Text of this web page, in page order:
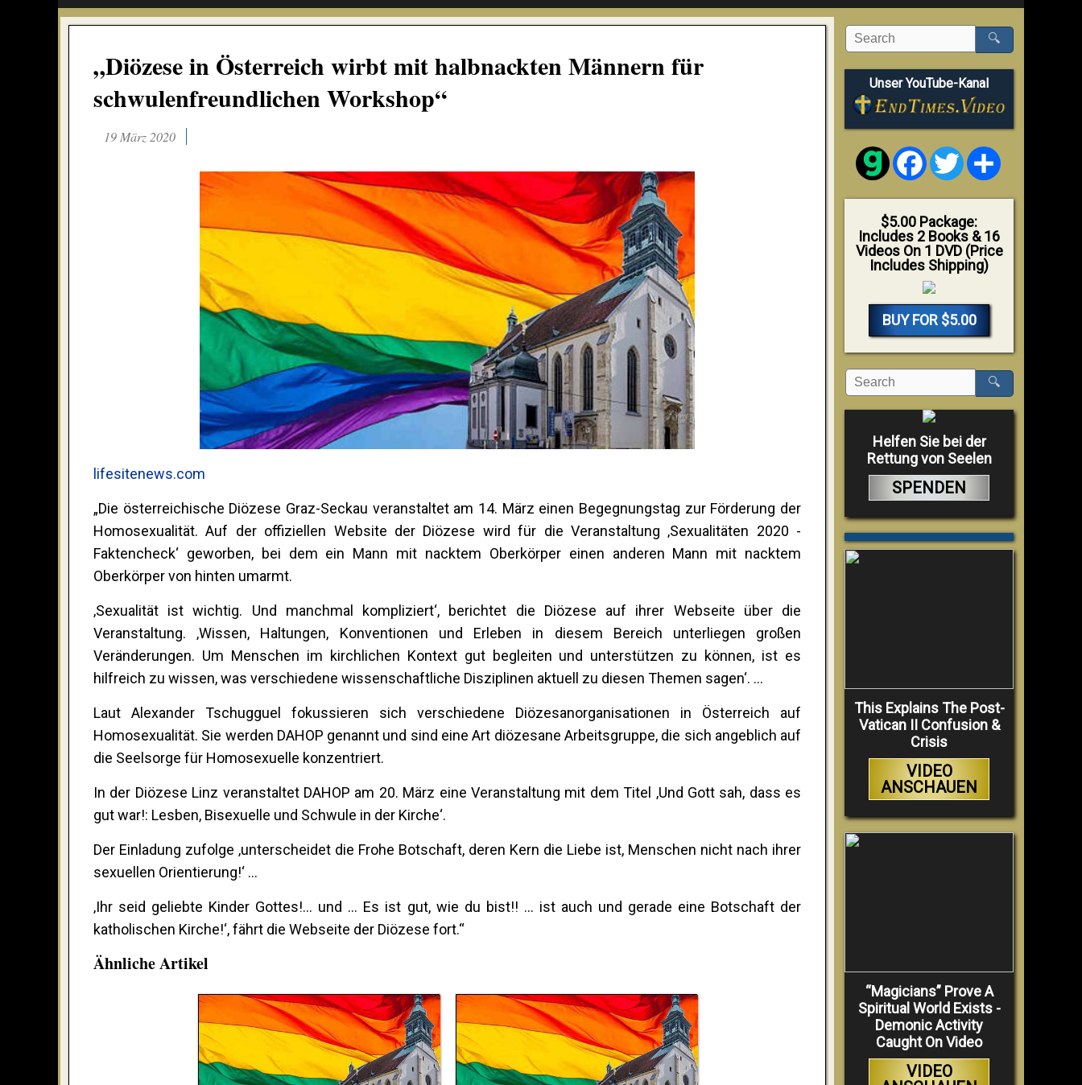
„Diözese in Österreich wirbt mit halbnackten Männern für
schwulenfreundlichen Workshop“
19 März 2020
lifesitenews.com
„Die österreichische Diözese Graz-Seckau veranstaltet am 14. März einen Begegnungstag zur Förderung der
Homosexualität. Auf der offiziellen Website der Diözese wird für die Veranstaltung ‚Sexualitäten 2020 -
Faktencheck‘ geworben, bei dem ein Mann mit nacktem Oberkörper einen anderen Mann mit nacktem
Oberkörper von hinten umarmt.
‚Sexualität ist wichtig. Und manchmal kompliziert‘, berichtet die Diözese auf ihrer Webseite über die
Veranstaltung. ‚Wissen, Haltungen, Konventionen und Erleben in diesem Bereich unterliegen großen
Veränderungen. Um Menschen im kirchlichen Kontext gut begleiten und unterstützen zu können, ist es
hilfreich zu wissen, was verschiedene wissenschaftliche Disziplinen aktuell zu diesen Themen sagen‘. …
Laut Alexander Tschugguel fokussieren sich verschiedene Diözesanorganisationen in Österreich auf
Homosexualität. Sie werden DAHOP genannt und sind eine Art diözesane Arbeitsgruppe, die sich angeblich auf
die Seelsorge für Homosexuelle konzentriert.
In der Diözese Linz veranstaltet DAHOP am 20. März eine Veranstaltung mit dem Titel ‚Und Gott sah, dass es
gut war!: Lesben, Bisexuelle und Schwule in der Kirche‘.
Der Einladung zufolge ‚unterscheidet die Frohe Botschaft, deren Kern die Liebe ist, Menschen nicht nach ihrer
sexuellen Orientierung!‘ …
‚Ihr seid geliebte Kinder Gottes!... und ... Es ist gut, wie du bist!! ... ist auch und gerade eine Botschaft der
katholischen Kirche!‘, fährt die Webseite der Diözese fort.“
Ähnliche Artikel
🔍
Unser YouTube-Kanal
FacebookTwitter
$5.00 Package:
Includes 2 Books & 16
Videos On 1 DVD (Price
Includes Shipping)
BUY FOR $5.00
🔍
Helfen Sie bei der
Rettung von Seelen
SPENDEN
This Explains The Post-
Vatican II Confusion &
Crisis
VIDEO
ANSCHAUEN
“Magicians” Prove A
Spiritual World Exists -
Demonic Activity
Caught On Video
VIDEO